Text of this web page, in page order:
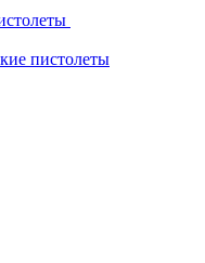
пистолеты